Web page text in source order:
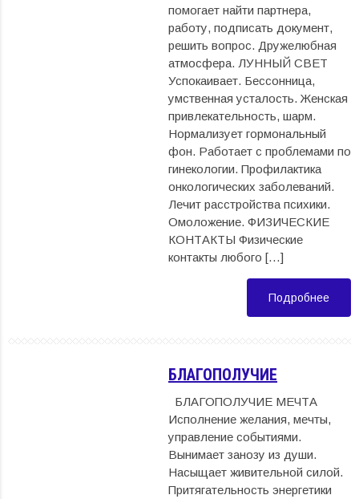
помогает найти партнера,
работу, подписать документ,
решить вопрос. Дружелюбная
атмосфера. ЛУННЫЙ СВЕТ
Успокаивает. Бессонница,
умственная усталость. Женская
привлекательность, шарм.
Нормализует гормональный
фон. Работает с проблемами по
гинекологии. Профилактика
онкологических заболеваний.
Лечит расстройства психики.
Омоложение. ФИЗИЧЕСКИЕ
КОНТАКТЫ Физические
контакты любого […]
Подробнее
БЛАГОПОЛУЧИЕ
БЛАГОПОЛУЧИЕ МЕЧТА
Исполнение желания, мечты,
управление событиями.
Вынимает занозу из души.
Насыщает живительной силой.
Притягательность энергетики